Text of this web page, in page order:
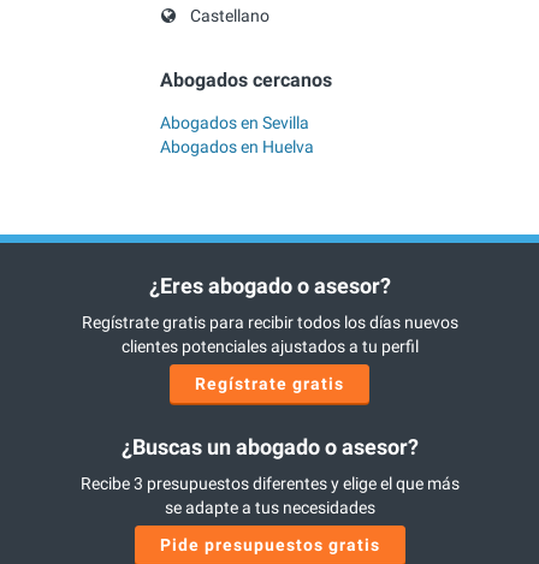
Castellano
Abogados cercanos
Abogados en Sevilla
Abogados en Huelva
¿Eres abogado o asesor?
Regístrate gratis para recibir todos los días nuevos
clientes potenciales ajustados a tu perfil
Regístrate gratis
¿Buscas un abogado o asesor?
Recibe 3 presupuestos diferentes y elige el que más
se adapte a tus necesidades
Pide presupuestos gratis